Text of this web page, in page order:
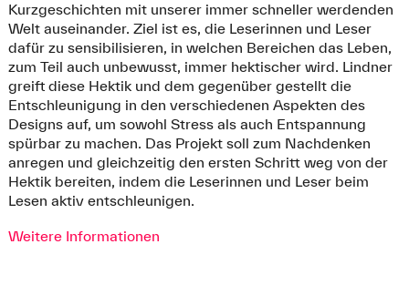
Kurzgeschichten mit unserer immer schneller werdenden
Welt auseinander. Ziel ist es, die Leserinnen und Leser
dafür zu sensibilisieren, in welchen Bereichen das Leben,
zum Teil auch unbewusst, immer hektischer wird. Lindner
greift diese Hektik und dem gegenüber gestellt die
Entschleunigung in den verschiedenen Aspekten des
Designs auf, um sowohl Stress als auch Entspannung
spürbar zu machen. Das Projekt soll zum Nachdenken
anregen und gleichzeitig den ersten Schritt weg von der
Hektik bereiten, indem die Leserinnen und Leser beim
Lesen aktiv entschleunigen.
Weitere Informationen